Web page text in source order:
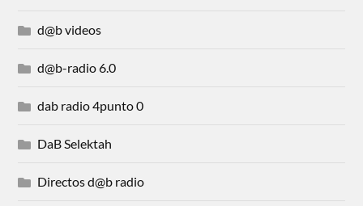
d@b videos
d@b-radio 6.0
dab radio 4punto 0
DaB Selektah
Directos d@b radio